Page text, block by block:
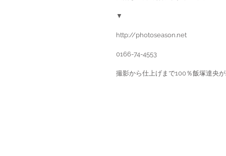
▼
http://photoseason.net
0166-74-4553
撮影から仕上げまで100％飯塚達央